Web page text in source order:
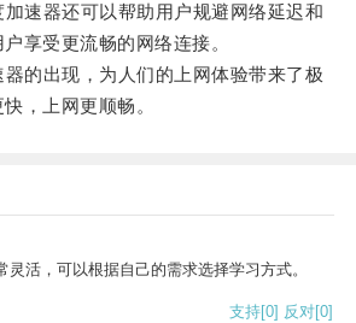
器还可以帮助用户规避网络延迟和
享受更流畅的网络连接。
出现，为人们的上网体验带来了极
，上网更顺畅。
活，可以根据自己的需求选择学习方式。
支持[0] 反对[0]